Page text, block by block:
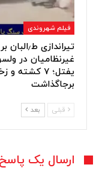
فیلم شهروندی
تیراندازی ط٫البان بر
غیرنظامیان در
یفتل؛ ۷ کشته
برجاگذاشت
قبلی بعد
ارسال یک پاسخ